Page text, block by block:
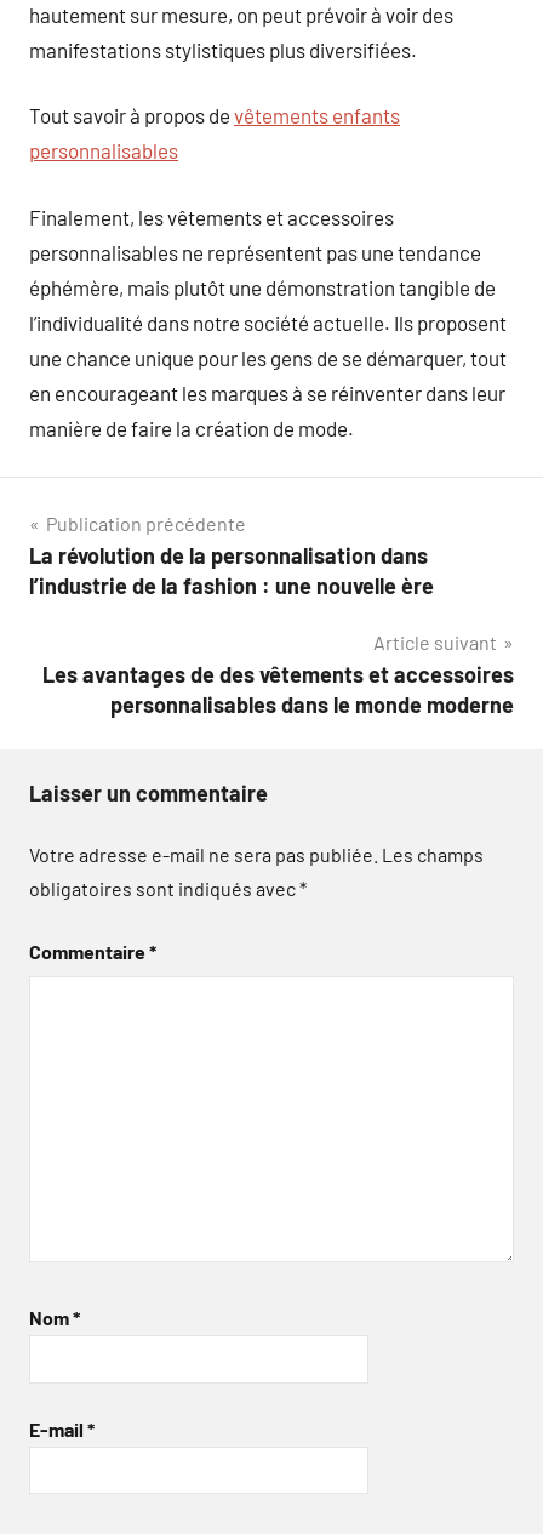
hautement sur mesure, on peut prévoir à voir des
manifestations stylistiques plus diversifiées.
Tout savoir à propos de vêtements enfants
personnalisables
Finalement, les vêtements et accessoires
personnalisables ne représentent pas une tendance
éphémère, mais plutôt une démonstration tangible de
l’individualité dans notre société actuelle. Ils proposent
une chance unique pour les gens de se démarquer, tout
en encourageant les marques à se réinventer dans leur
manière de faire la création de mode.
Navigation
de
Publication précédente
La révolution de la personnalisation dans
l’industrie de la fashion : une nouvelle ère
Article suivant
Les avantages de des vêtements et accessoires
personnalisables dans le monde moderne
Laisser un commentaire
Votre adresse e-mail ne sera pas publiée. Les champs
obligatoires sont indiqués avec*
Commentaire*
Nom*
E-mail *